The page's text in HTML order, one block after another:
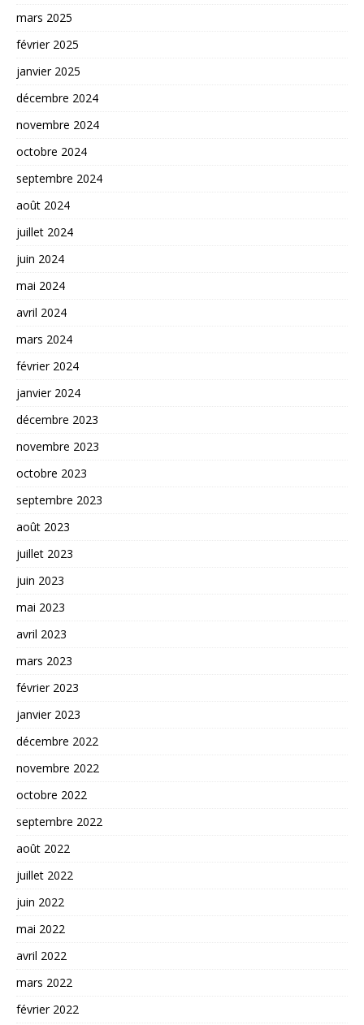
mars 2025
février 2025
janvier 2025
décembre 2024
novembre 2024
octobre 2024
septembre 2024
août 2024
juillet 2024
juin 2024
mai 2024
avril 2024
mars 2024
février 2024
janvier 2024
décembre 2023
novembre 2023
octobre 2023
septembre 2023
août 2023
juillet 2023
juin 2023
mai 2023
avril 2023
mars 2023
février 2023
janvier 2023
décembre 2022
novembre 2022
octobre 2022
septembre 2022
août 2022
juillet 2022
juin 2022
mai 2022
avril 2022
mars 2022
février 2022